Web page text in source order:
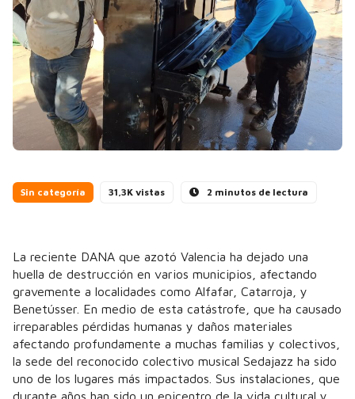
Sin categoría 31,3K vistas 2 minutos de lectura
La reciente DANA que azotó Valencia ha dejado una
huella de destrucción en varios municipios, afectando
gravemente a localidades como Alfafar, Catarroja, y
Benetússer. En medio de esta catástrofe, que ha causado
irreparables pérdidas humanas y daños materiales
afectando profundamente a muchas familias y colectivos,
la sede del reconocido colectivo musical Sedajazz ha sido
uno de los lugares más impactados. Sus instalaciones, que
durante años han sido un epicentro de la vida cultural y